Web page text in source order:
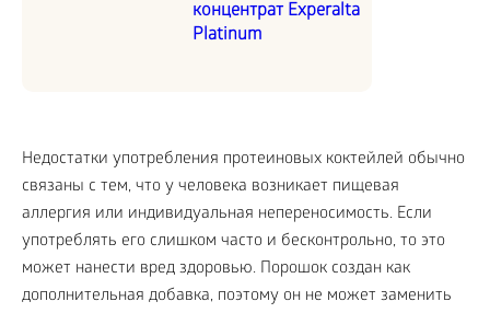
концентрат Experalta
Platinum
Недостатки употребления протеиновых коктейлей обычно
связаны с тем, что у человека возникает пищевая
аллергия или индивидуальная непереносимость. Если
употреблять его слишком часто и бесконтрольно, то это
может нанести вред здоровью. Порошок создан как
дополнительная добавка, поэтому он не может заменить